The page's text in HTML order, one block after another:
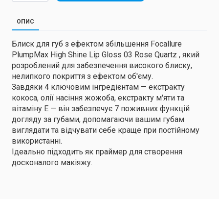
ОПИС
Блиск для губ з ефектом збільшення Focallure
PlumpMax High Shine Lip Gloss 03 Rose Quartz , який
розроблений для забезпечення високого блиску,
нелипкого покриття з ефектом об'єму.
Завдяки 4 ключовим інгредієнтам — екстракту
кокоса, олії насіння жожоба, екстракту м'яти та
вітаміну Е — він забезпечує 7 поживних функцій
догляду за губами, допомагаючи вашим губам
виглядати та відчувати себе краще при постійному
використанні.
Ідеально підходить як праймер для створення
досконалого макіяжу.